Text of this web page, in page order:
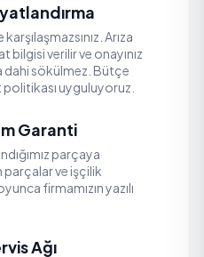
Arıza
bilgisi verilir ve onayınız
dahi sökülmez. Bütçe
uyguluyoruz.
Garanti
parçaya
ve işçilik
firmamızın yazılı
Ağı